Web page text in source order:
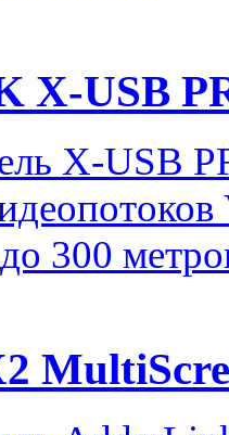
X-USB
X-USB
300